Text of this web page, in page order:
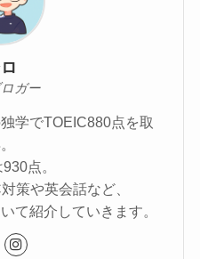
ガー
学でTOEIC880点を取
点。
策や英会話など、
て紹介していきます。